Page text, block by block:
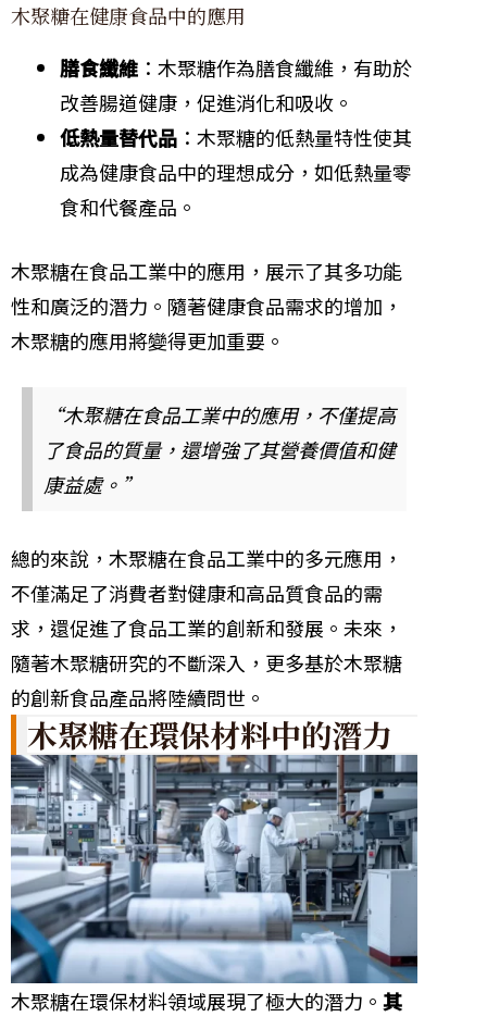
木聚糖在健康食品中的應用
膳食纖維 ：木聚糖作為膳食纖維，有助於
改善腸道健康，促進消化和吸收。
低熱量替代品 ：木聚糖的低熱量特性使其
成為健康食品中的理想成分，如低熱量零
食和代餐產品。
木聚糖在食品工業中的應用，展示了其多功能
性和廣泛的潛力。隨著健康食品需求的增加，
木聚糖的應用將變得更加重要。
“木聚糖在食品工業中的應用，不僅提高
了食品的質量，還增強了其營養價值和健
康益處。”
總的來說，木聚糖在食品工業中的多元應用，
不僅滿足了消費者對健康和高品質食品的需
求，還促進了食品工業的創新和發展。未來，
隨著木聚糖研究的不斷深入，更多基於木聚糖
的創新食品產品將陸續問世。
木聚糖在環保材料中的潛力
木聚糖在環保材料領域展現了極大的潛力。 其